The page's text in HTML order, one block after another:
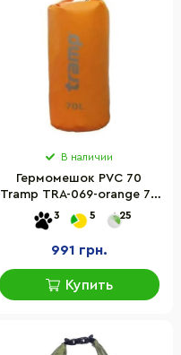
В наличии
Гермомешок PVC 70
Tramp TRA-069-orange 70
л
3 5 25
991 грн.
Купить